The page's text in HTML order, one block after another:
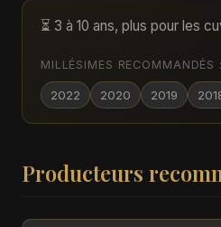
⏳ 3 à 10 ans, plus pour les
MILLÉSIMES RECOMMANDÉS :
2022 2020 2019
Producteurs